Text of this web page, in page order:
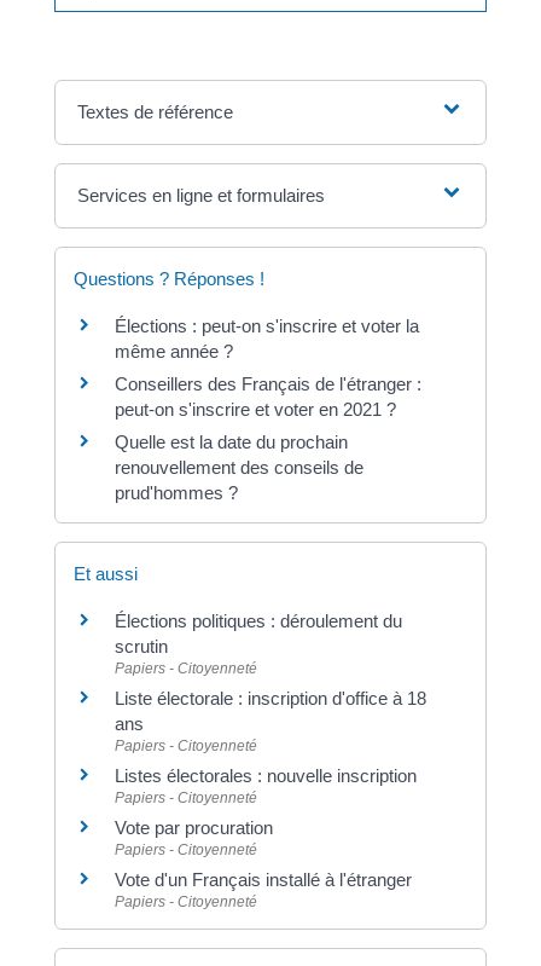
Textes de référence
Services en ligne et formulaires
Questions ? Réponses !
Élections : peut-on s'inscrire et voter la
même année ?
Conseillers des Français de l'étranger :
peut-on s'inscrire et voter en 2021 ?
Quelle est la date du prochain
renouvellement des conseils de
prud'hommes ?
Et aussi
Élections politiques : déroulement du
scrutin
Papiers - Citoyenneté
Liste électorale : inscription d'office à 18
ans
Papiers - Citoyenneté
Listes électorales : nouvelle inscription
Papiers - Citoyenneté
Vote par procuration
Papiers - Citoyenneté
Vote d'un Français installé à l'étranger
Papiers - Citoyenneté